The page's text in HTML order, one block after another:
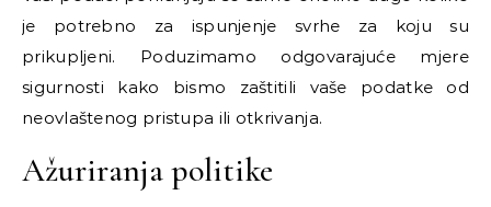
je potrebno za ispunjenje svrhe za koju su
prikupljeni. Poduzimamo odgovarajuće mjere
sigurnosti kako bismo zaštitili vaše podatke od
neovlaštenog pristupa ili otkrivanja.
Ažuriranja politike